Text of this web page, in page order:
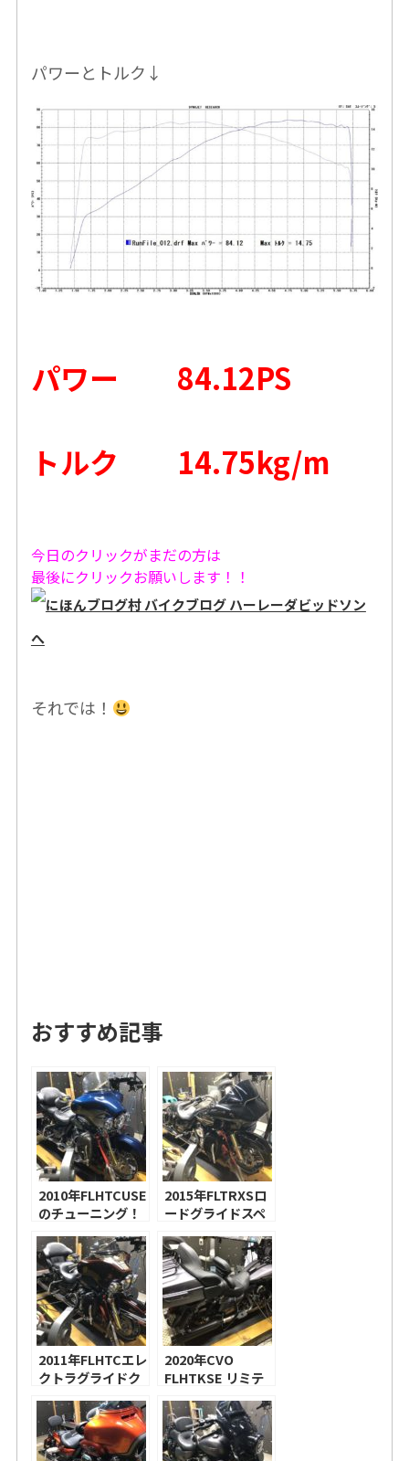
パワーとトルク↓
パワー 84.12PS
トルク 14.75kg/m
今日のクリックがまだの方は
最後にクリックお願いします！！
それでは！
おすすめ記事
2010年FLHTCUSE
のチューニング！
チューニングのモ
ットー
2015年FLTRXSロ
ードグライドスペ
ング！
2011年FLHTCエレ
クトラグライドク
ーニング！
2020年CVO
FLHTKSE リミテ
グ！ハーレー純正
ハイフローエアク
リーナー、